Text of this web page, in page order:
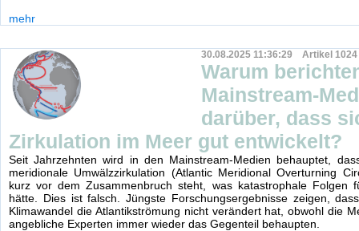
mehr
30.08.2025 11:36:29 Artikel 1024
Warum
Mainstream-
darüber, dass
Zirkulation im Meer gut entwickelt?
Seit Jahrzehnten wird in den Mainstream-Medien behauptet,
meridionale Umwälzzirkulation (Atlantic Meridional Overturning
kurz vor dem Zusammenbruch steht, was katastrophale Folgen
hätte. Dies ist falsch. Jüngste Forschungsergebnisse zeigen,
Klimawandel die Atlantikströmung nicht verändert hat, obwohl die
angebliche Experten immer wieder das Gegenteil behaupten.